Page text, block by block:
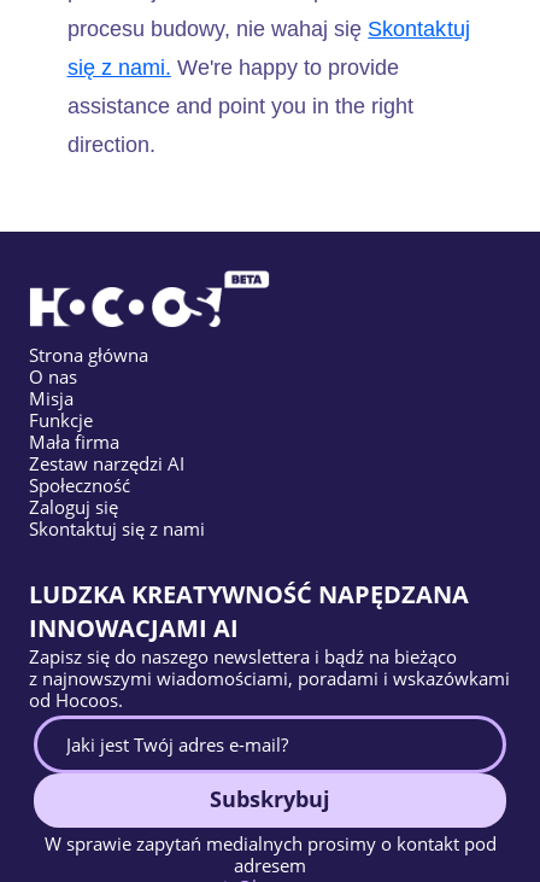
procesu budowy, nie wahaj się Skontaktuj
się z nami. We're happy to provide
assistance and point you in the right
direction.
Strona główna
O nas
Misja
Funkcje
Mała firma
Zestaw narzędzi AI
Społeczność
Zaloguj się
Skontaktuj się z nami
LUDZKA KREATYWNOŚĆ NAPĘDZANA
INNOWACJAMI AI
Zapisz się do naszego newslettera i bądź na bieżąco
z najnowszymi wiadomościami, poradami i wskazówkami
od Hocoos.
Subskrybuj
W sprawie zapytań medialnych prosimy o kontakt pod
adresem